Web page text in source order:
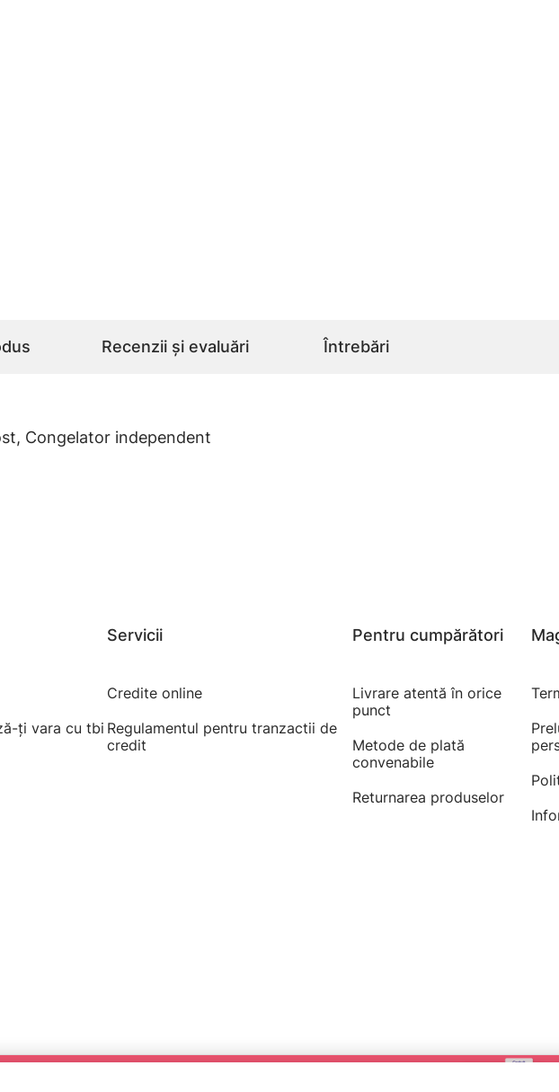
Recenzii și evaluări Întrebări
Congelator independent
ți vara cu tbi
Servicii
Credite online
Regulamentul pentru tranzactii de
credit
Pentru cumpărători
Livrare atentă în orice
punct
Metode de plată
convenabile
Returnarea produselor